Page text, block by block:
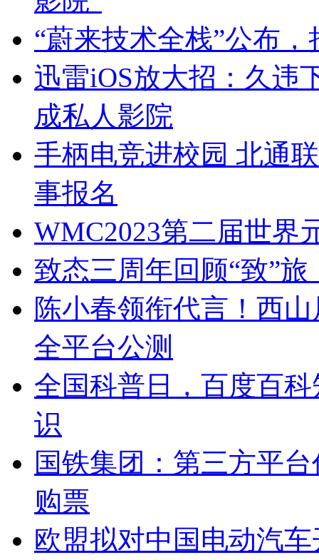
“蔚来技术全栈”公布
迅雷iOS放大招：久违
成私人影院
手柄电竞进校园 北通
事报名
WMC2023第二届世界
致态三周年回顾“致”
陈小春领衔代言！西
全平台公测
全国科普日，百度百
识
国铁集团：第三方平
购票
欧盟拟对中国电动汽